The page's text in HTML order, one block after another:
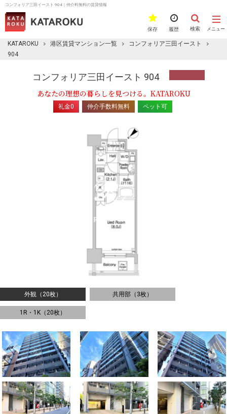
コンフォリア三田イースト 904｜仲介料無料の賃貸情報
メニュー
検索
履歴
保存
KATAROKU 港区賃貸マンション一覧
コンフォリア三田イースト
904
コンフォリア三田イースト 904
あなたの理想の暮らしを見つける。KATAROKU
礼金0 仲介手数料無料 ペット可
外観（20枚） 共用部（3枚）
1R・1K（20枚）